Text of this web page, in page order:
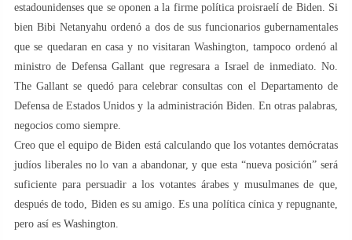
estadounidenses que se oponen a la firme política proisraelí de Biden. Si
bien Bibi Netanyahu ordenó a dos de sus funcionarios gubernamentales
que se quedaran en casa y no visitaran Washington, tampoco ordenó al
ministro de Defensa Gallant que regresara a Israel de inmediato. No.
The Gallant se quedó para celebrar consultas con el Departamento de
Defensa de Estados Unidos y la administración Biden. En otras palabras,
negocios como siempre.
Creo que el equipo de Biden está calculando que los votantes demócratas
judíos liberales no lo van a abandonar, y que esta “nueva posición” será
suficiente para persuadir a los votantes árabes y musulmanes de que,
después de todo, Biden es su amigo. Es una política cínica y repugnante,
pero así es Washington.